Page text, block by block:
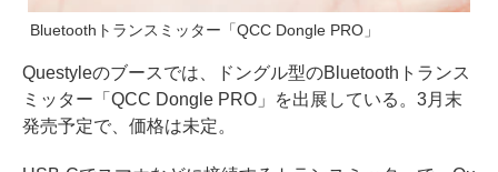
Bluetoothトランスミッター「QCC Dongle PRO」
Questyleのブースでは、ドングル型のBluetoothトランス
ミッター「QCC Dongle PRO」を出展している。3月末
発売予定で、価格は未定。